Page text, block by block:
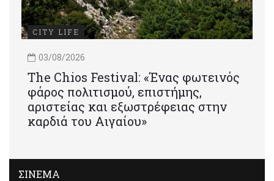
CITY LIFE
03/08/2026
Τhe Chios Festival: «Ένας φωτεινός
φάρος πολιτισμού, επιστήμης,
αριστείας και εξωστρέφειας στην
καρδιά του Αιγαίου»
ΣΙΝΕΜΑ